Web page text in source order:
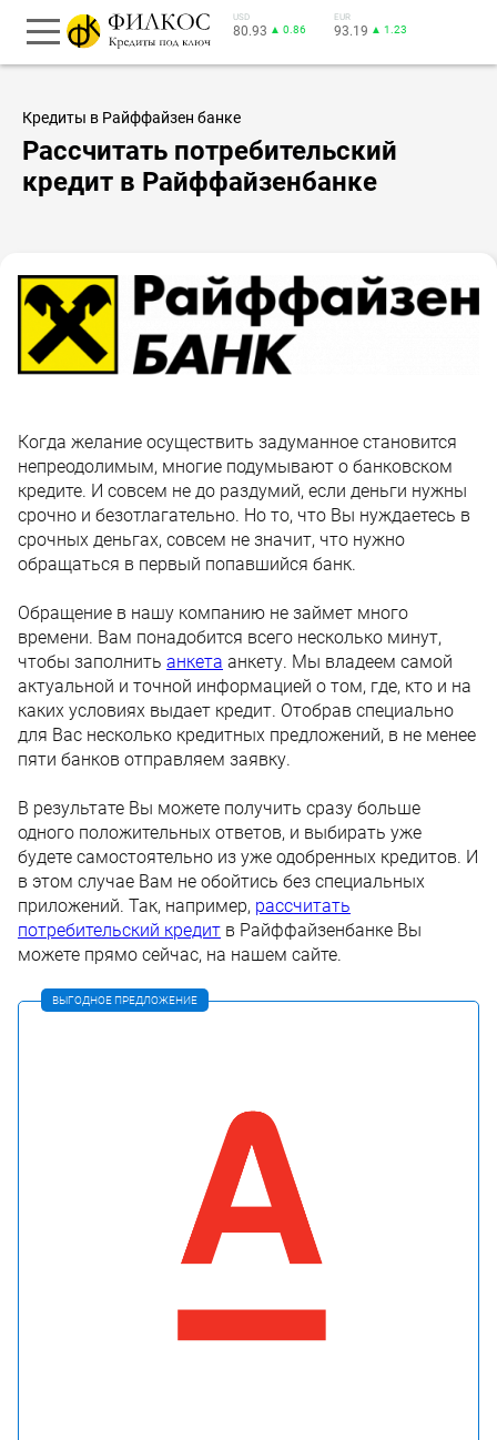
USD
80.93 ▲ 0.86
EUR
93.19 ▲ 1.23
Кредиты в Райффайзен банке
Рассчитать потребительский
кредит в Райффайзенбанке
Когда желание осуществить задуманное становится
непреодолимым, многие подумывают о банковском
кредите. И совсем не до раздумий, если деньги нужны
срочно и безотлагательно. Но то, что Вы нуждаетесь в
срочных деньгах, совсем не значит, что нужно
обращаться в первый попавшийся банк.
Обращение в нашу компанию не займет много
времени. Вам понадобится всего несколько минут,
чтобы заполнить анкета анкету. Мы владеем самой
актуальной и точной информацией о том, где, кто и на
каких условиях выдает кредит. Отобрав специально
для Вас несколько кредитных предложений, в не менее
пяти банков отправляем заявку.
В результате Вы можете получить сразу больше
одного положительных ответов, и выбирать уже
будете самостоятельно из уже одобренных кредитов. И
в этом случае Вам не обойтись без специальных
приложений. Так, например, рассчитать
потребительский кредит в Райффайзенбанке Вы
можете прямо сейчас, на нашем сайте.
ВЫГОДНОЕ ПРЕДЛОЖЕНИЕ